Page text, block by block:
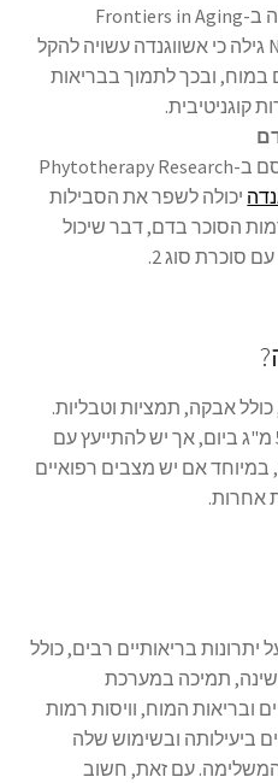
: מחקר שנעשה ב-Frontiers in Aging
Neuroscience (2017) גילה כי אשווגנדה עשויה להקל
במוח, ובכך לתמוך בבריאות
קוגניטיבית.
: מחקר שפורסם ב-Phytotherapy Research
יכולה לשפר את הסבילות
הסוכר בדם, דבר שיכול
סוכרת סוג 2.
כולל אבקה, תמציות וטבליות.
המינון הנפוץ הוא בין 300 ל-500 מ"ג ביום, אך יש להתייעץ עם
במיוחד אם יש מצבים רפואיים
אחרות.
בריאותיים רבים, כולל
תמיכה במערכת
ובריאות המוח, וויסות רמות
ביעילותה ובשימוש שלה
עם זאת, חשוב